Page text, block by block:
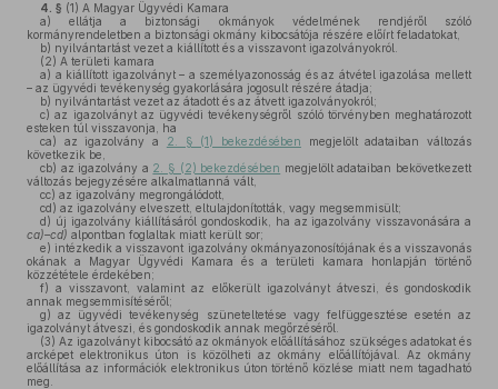
4. § (1) A Magyar Ügyvédi Kamara
a) ellátja a biztonsági okmányok védelmének rendjéről szóló
kormányrendeletben a biztonsági okmány kibocsátója részére előírt feladatokat,
b) nyilvántartást vezet a kiállított és a visszavont igazolványokról.
(2) A területi kamara
a) a kiállított igazolványt – a személyazonosság és az átvétel igazolása mellett
– az ügyvédi tevékenység gyakorlására jogosult részére átadja;
b) nyilvántartást vezet az átadott és az átvett igazolványokról;
c) az igazolványt az ügyvédi tevékenységről szóló törvényben meghatározott
esteken túl visszavonja, ha
ca) az igazolvány a 2. § (1) bekezdésében megjelölt adataiban változás
következik be,
cb) az igazolvány a 2. § (2) bekezdésében megjelölt adataiban bekövetkezett
változás bejegyzésére alkalmatlanná vált,
cc) az igazolvány megrongálódott,
cd) az igazolvány elveszett, eltulajdonították, vagy megsemmisült;
d) új igazolvány kiállításáról gondoskodik, ha az igazolvány visszavonására a
ca)–cd) alpontban foglaltak miatt került sor;
e) intézkedik a visszavont igazolvány okmányazonosítójának és a visszavonás
okának a Magyar Ügyvédi Kamara és a területi kamara honlapján történő
közzététele érdekében;
f) a visszavont, valamint az előkerült igazolványt átveszi, és gondoskodik
annak megsemmisítéséről;
g) az ügyvédi tevékenység szüneteltetése vagy felfüggesztése esetén az
igazolványt átveszi, és gondoskodik annak megőrzéséről.
(3) Az igazolványt kibocsátó az okmányok előállításához szükséges adatokat és
arcképet elektronikus úton is közölheti az okmány előállítójával. Az okmány
előállítása az információk elektronikus úton történő közlése miatt nem tagadható
meg.